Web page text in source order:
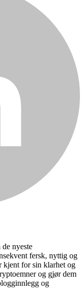
de nyeste
fersk, nyttig og
kjent for sin klarhet og
og gjør dem
og